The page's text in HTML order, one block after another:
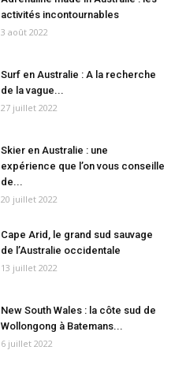
activités incontournables
3 août 2022
Surf en Australie : A la recherche
de la vague...
27 juillet 2022
Skier en Australie : une
expérience que l’on vous conseille
de...
20 juillet 2022
Cape Arid, le grand sud sauvage
de l’Australie occidentale
13 juillet 2022
New South Wales : la côte sud de
Wollongong à Batemans...
6 juillet 2022